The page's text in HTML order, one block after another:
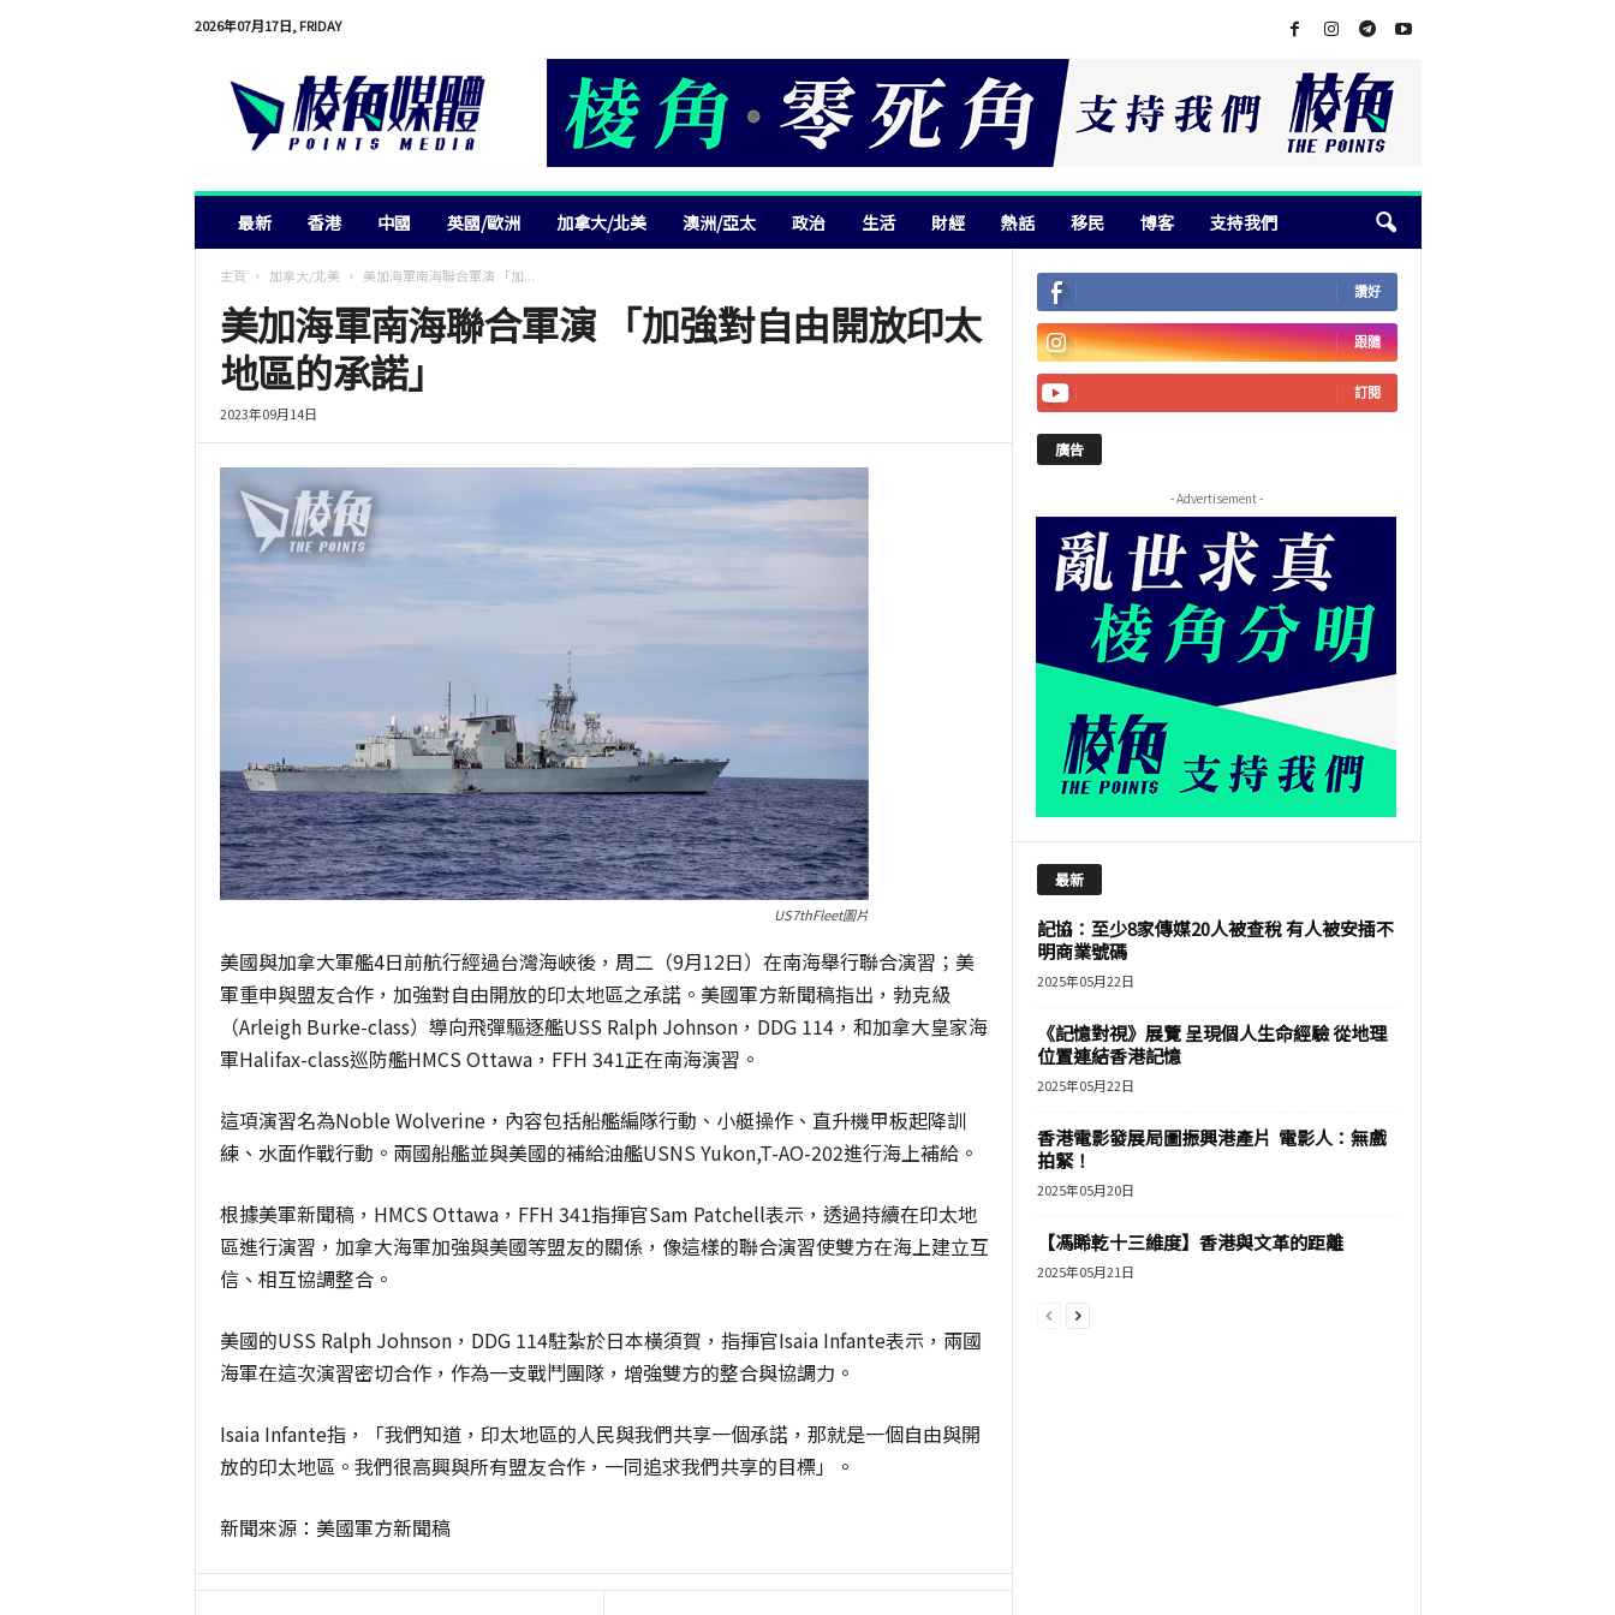
2026年07月17日, FRIDAY
最新 香港 中國 英國/歐洲 加拿大/北美 澳洲/亞太 政治 生活 財經 熱話 移民 博客 支持我們
主頁 加拿大/北美 美加海軍南海聯合軍演 「加...
美加海軍南海聯合軍演 「加強對自由開放印太
地區的承諾」
2023年09月14日
US7thFleet圖片
美國與加拿大軍艦4日前航行經過台灣海峽後，周二（9月12日）在南海舉行聯合演習；美
軍重申與盟友合作，加強對自由開放的印太地區之承諾。美國軍方新聞稿指出，勃克級
（Arleigh Burke-class）導向飛彈驅逐艦USS Ralph Johnson，DDG 114，和加拿大皇家海
軍Halifax-class巡防艦HMCS Ottawa，FFH 341正在南海演習。
這項演習名為Noble Wolverine，內容包括船艦編隊行動、小艇操作、直升機甲板起降訓
練、水面作戰行動。兩國船艦並與美國的補給油艦USNS Yukon,T-AO-202進行海上補給。
根據美軍新聞稿，HMCS Ottawa，FFH 341指揮官Sam Patchell表示，透過持續在印太地
區進行演習，加拿大海軍加強與美國等盟友的關係，像這樣的聯合演習使雙方在海上建立互
信、相互協調整合。
美國的USS Ralph Johnson，DDG 114駐紮於日本橫須賀，指揮官Isaia Infante表示，兩國
海軍在這次演習密切合作，作為一支戰鬥團隊，增強雙方的整合與協調力。
Isaia Infante指，「我們知道，印太地區的人民與我們共享一個承諾，那就是一個自由與開
放的印太地區。我們很高興與所有盟友合作，一同追求我們共享的目標」。
新聞來源：美國軍方新聞稿
讚好
跟隨
訂閱
廣告
- Advertisement -
最新
記協：至少8家傳媒20人被查稅 有人被安插不
明商業號碼
2025年05月22日
《記憶對視》展覽 呈現個人生命經驗 從地理
位置連結香港記憶
2025年05月22日
香港電影發展局圖振興港產片 電影人：無戲
拍緊！
2025年05月20日
【馮睎乾十三維度】香港與文革的距離
2025年05月21日